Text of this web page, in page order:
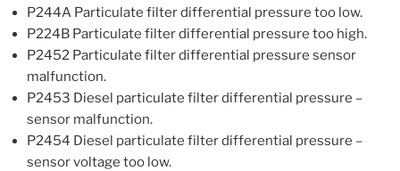
P244A Particulate filter differential pressure too low.
P224B Particulate filter differential pressure too high.
P2452 Particulate filter differential pressure sensor
malfunction.
P2453 Diesel particulate filter differential pressure –
sensor malfunction.
P2454 Diesel particulate filter differential pressure –
sensor voltage too low.